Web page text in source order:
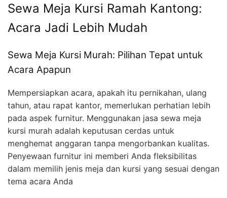
Sewa Meja Kursi Ramah Kantong:
Acara Jadi Lebih Mudah
Sewa Meja Kursi Murah: Pilihan Tepat untuk
Acara Apapun
Mempersiapkan acara, apakah itu pernikahan, ulang
tahun, atau rapat kantor, memerlukan perhatian lebih
pada aspek furnitur. Menggunakan jasa sewa meja
kursi murah adalah keputusan cerdas untuk
menghemat anggaran tanpa mengorbankan kualitas.
Penyewaan furnitur ini memberi Anda fleksibilitas
dalam memilih jenis meja dan kursi yang sesuai dengan
tema acara Anda